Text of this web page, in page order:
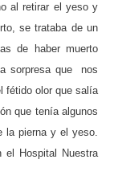
al retirar el yeso y
se trataba de un
de haber muerto
sorpresa que
nos
fétido olor que salía
que tenía algunos
la pierna y el yeso.
el Hospital Nuestra